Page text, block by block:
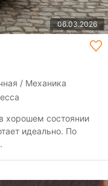
06.03.2026
/ Механика
хорошем состоянии
идеально. По